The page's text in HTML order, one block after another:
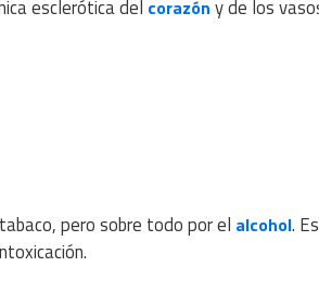
esclerótica del corazón y de los
pero sobre todo por el alcohol.